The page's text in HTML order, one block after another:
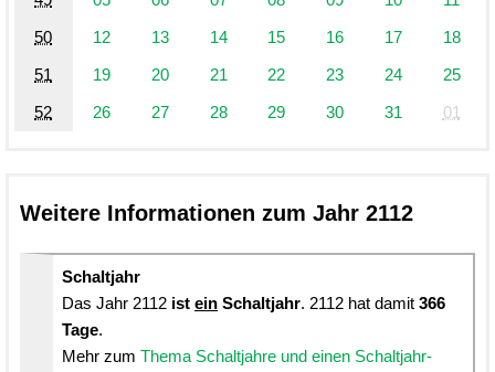
50
12 13 14 15 16 17
18
51
19 20 21 22 23 24
25
52
26 27 28 29 30 31 01
Weitere Informationen zum Jahr 2112
Schaltjahr
Das Jahr 2112 ist ein Schaltjahr. 2112 hat damit 366
Tage.
Mehr zum Thema Schaltjahre und einen Schaltjahr-